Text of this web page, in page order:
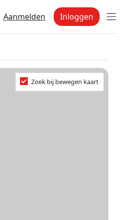
Aanmelden Inloggen
Zoek bij bewegen kaart